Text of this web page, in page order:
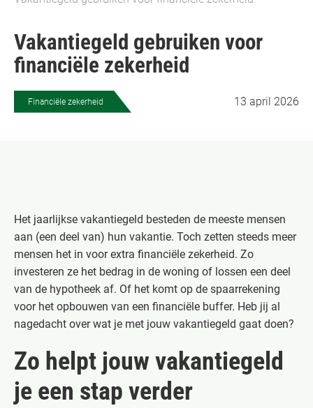
Vakantiegeld gebruiken voor
financiële zekerheid
Financiële zekerheid 13 april 2026
Het jaarlijkse vakantiegeld besteden de meeste mensen
aan (een deel van) hun vakantie. Toch zetten steeds meer
mensen het in voor extra financiële zekerheid. Zo
investeren ze het bedrag in de woning of lossen een deel
van de hypotheek af. Of het komt op de spaarrekening
voor het opbouwen van een financiële buffer. Heb jij al
nagedacht over wat je met jouw vakantiegeld gaat doen?
Zo helpt jouw vakantiegeld
je een stap verder